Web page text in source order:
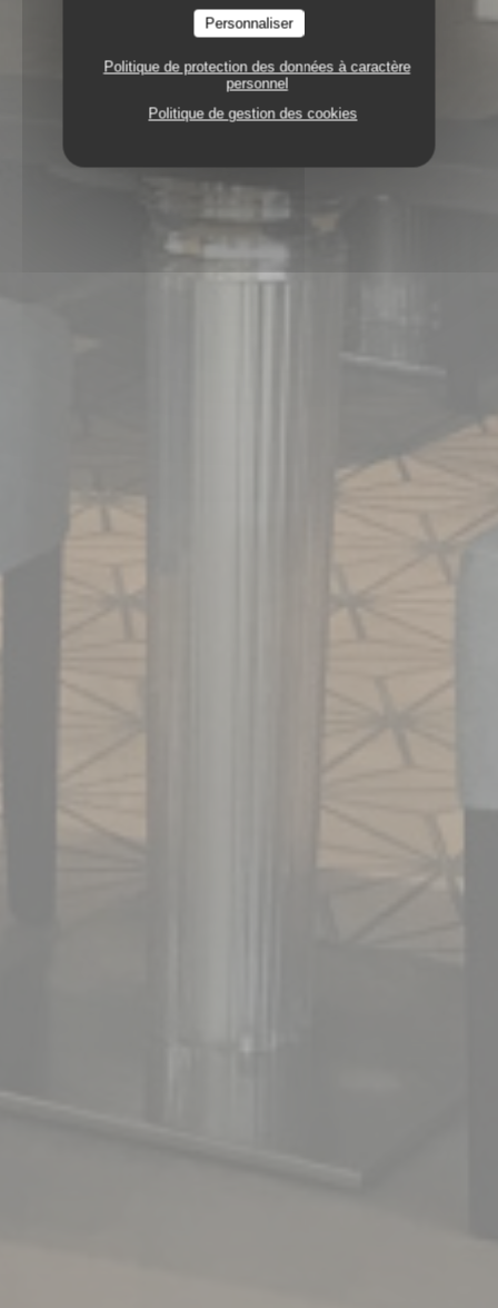
Personnaliser
Politique de protection des données à caractère
personnel
Politique de gestion des cookies